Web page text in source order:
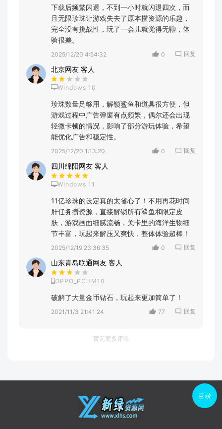
下载后频繁闪退，不到一小时就闪退四次，而
且无限珍珠让游戏失去了原本攒资源的乐趣，
完全没有挑战性，玩了一会儿就觉得无聊，体
验很差。
2025/12/20 4:54:32 0 回复
北京网友 客人
Windows 10
珍珠数量足够用，解锁鲨鱼和道具很方便，但
游戏过程中广告弹窗有点频繁，偶尔还会出现
轻微卡顿的情况，影响了部分游玩体验，希望
能优化广告和稳定性。
2025/12/20 1:13:20 0 回复
四川绵阳网友 客人
Windows 11
11亿珍珠的设定真的太省心了！不用再花时间
肝任务攒资源，直接解锁所有鲨鱼和限定皮
肤，游戏画面细腻流畅，关卡里的海洋生物细
节丰富，玩起来解压又爽快，整体体验超棒！
2025/12/19 23:36:35 0 回复
山东青岛联通网友 客人
OPPO_PCHM10
破解了大量金币钻石，玩起来更加简单了！
2021/11/3 21:41:24 77 回复
暂无更多评论
目录